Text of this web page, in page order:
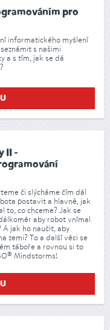
pro
informatického myšlení
s našimi
a s tím, jak se dá
II -
či slýcháme čím dál
postavit a hlavně, jak
to, co chceme? Jak se
aby robot vnímal
A jak ho naučit, aby
zemi? To a další věci se
táboře a rovnou si to
Mindstorms!